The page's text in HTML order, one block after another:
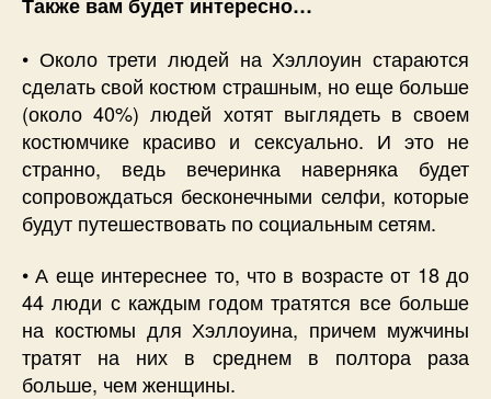
• Около трети людей на Хэллоуин стараются
сделать свой костюм страшным, но еще больше
(около 40%) людей хотят выглядеть в своем
костюмчике красиво и сексуально. И это не
странно, ведь вечеринка наверняка будет
сопровождаться бесконечными селфи, которые
будут путешествовать по социальным сетям.
• А еще интереснее то, что в возрасте от 18 до
44 люди с каждым годом тратятся все больше
на костюмы для Хэллоуина, причем мужчины
тратят на них в среднем в полтора раза
больше, чем женщины.